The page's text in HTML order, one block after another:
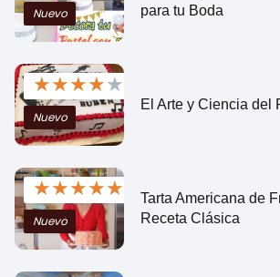
Nuevo
para tu Boda
★★★★★
Nuevo
El Arte y Ciencia del
★★★★★
Nuevo
Tarta Americana de
Receta Clásica